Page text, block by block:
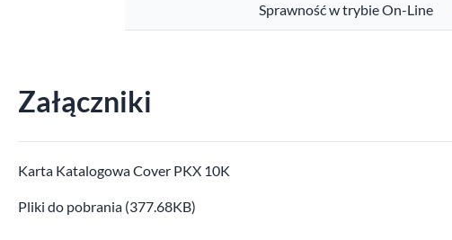
Sprawność w trybie On-Line
Załączniki
Karta Katalogowa Cover PKX 10K
Pliki do pobrania (377.68KB)